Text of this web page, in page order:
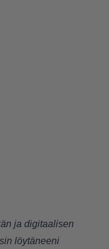
ja digitaalisen
löytäneeni